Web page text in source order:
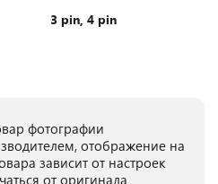
3 pin, 4 pin
фотографии
отображение на
зависит от настроек
от оригинала.